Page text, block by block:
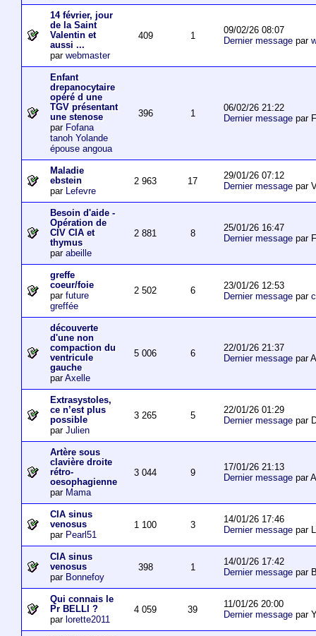
14 février, jour
de la Saint
Valentin et
aussi ...
par webmaster
409 1
09/02/26 08:07
Dernier messagepar
Enfant
drepanocytaire
opéré d une
TGV présentant
une stenose
par Fofana
tanoh Yolande
épouse angoua
396 1
06/02/26 21:22
Dernier messagepar
Maladie
ebstein
par Lefevre
2 963 17
29/01/26 07:12
Dernier messagepar
Besoin d'aide -
Opération de
CIV CIA et
thymus
par abeille
2 881 8
25/01/26 16:47
Dernier messagepar
greffe
coeur/foie
par future
greffée
2 502 6
23/01/26 12:53
Dernier messagepar
découverte
d'une non
compaction du
ventricule
gauche
parAxelle
5 006 6
22/01/26 21:37
Dernier messagepar
Extrasystoles,
ce n’est plus
possible
par Julien
3 265 5
22/01/26 01:29
Dernier messagepar
Artère sous
clavière droite
rétro-
oesophagienne
par Mama
3 044 9
17/01/26 21:13
Dernier messagepar
CIA sinus
venosus
par Pearl51
1 100 3
14/01/26 17:46
Dernier messagepar
CIA sinus
venosus
par Bonnefoy
398 1
14/01/26 17:42
Dernier messagepar
Qui connais le
Pr BELLI ?
par lorette2011
4 059 39
11/01/26 20:00
Dernier messagepar